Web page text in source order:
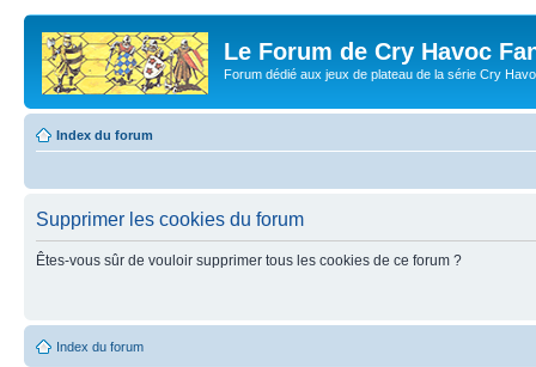
Le Forum de Cry Havoc
Forum dédié aux jeux de plateau de la série Cry
Index du forum
Supprimer les cookies du forum
Êtes-vous sûr de vouloir supprimer tous les cookies de ce forum ?
Index du forum